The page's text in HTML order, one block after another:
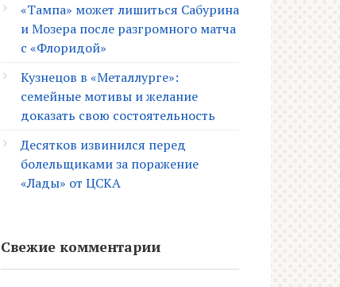
«Тампа» может лишиться Сабурина
и Мозера после разгромного матча
с «Флоридой»
Кузнецов в «Металлурге»:
семейные мотивы и желание
доказать свою состоятельность
Десятков извинился перед
болельщиками за поражение
«Лады» от ЦСКА
Свежие комментарии